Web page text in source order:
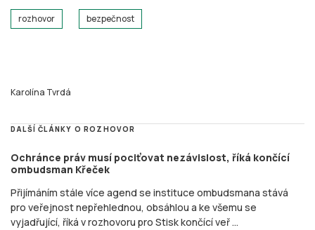
rozhovor bezpečnost
Karolína Tvrdá
DALŠÍ ČLÁNKY O ROZHOVOR
Ochránce práv musí pociťovat nezávislost, říká končící
ombudsman Křeček
Přijímáním stále více agend se instituce ombudsmana stává
pro veřejnost nepřehlednou, obsáhlou a ke všemu se
vyjadřující, říká v rozhovoru pro Stisk končící veř ...